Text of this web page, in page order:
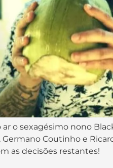
ar o sexagésimo nono
Germano Coutinho e
as decisões restantes!